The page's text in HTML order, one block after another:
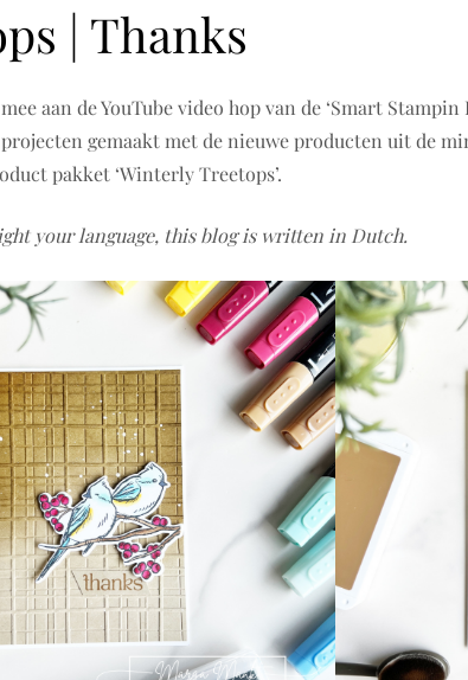
| Thanks
aan de YouTube video hop van de ‘Smart
gemaakt met de nieuwe producten uit de
pakket ‘Winterly Treetops’.
your language, this blog is written in Dutch.